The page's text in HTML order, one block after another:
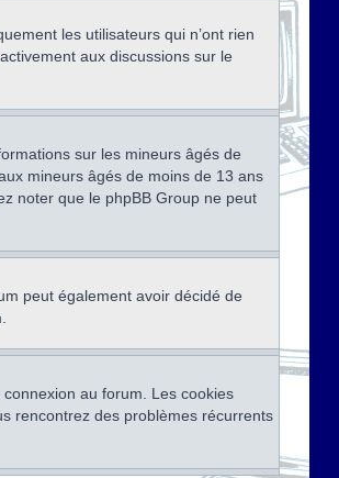
les utilisateurs qui n’ont rien
aux discussions sur le
sur les mineurs âgés de
mineurs âgés de moins de 13 ans
noter que le phpBB Group ne peut
peut également avoir décidé de
au forum. Les cookies
rencontrez des problèmes récurrents